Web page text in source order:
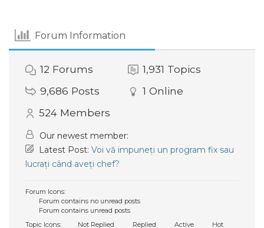
Forum Information
12 Forums 1,931 Topics
9,686 Posts 1 Online
524 Members
Our newest member:
Latest Post: Voi vă impuneți un program fix sau
lucrați când aveți chef?
Forum Icons:
Forum contains no unread posts
Forum contains unread posts
Topic Icons:
Not Replied Replied Active Hot